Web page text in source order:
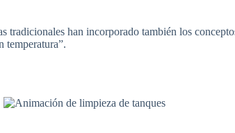
tradicionales han incorporado también los
temperatura”.